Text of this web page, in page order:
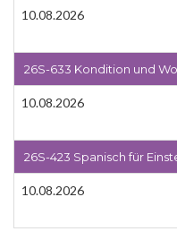
10.08.2026
26S-633 Kondition und
10.08.2026
26S-423 Spanisch für
10.08.2026